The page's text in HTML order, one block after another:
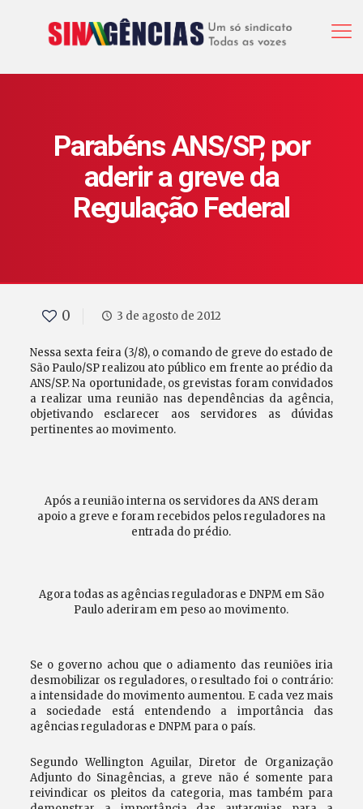
Parabéns ANS/SP, por
aderir a greve da
Regulação Federal
0 3 de agosto de 2012
Nessa sexta feira (3/8), o comando de greve do estado de
São Paulo/SP realizou ato público em frente ao prédio da
ANS/SP. Na oportunidade, os grevistas foram convidados
a realizar uma reunião nas dependências da agência,
objetivando esclarecer aos servidores as dúvidas
pertinentes ao movimento.
Após a reunião interna os servidores da ANS deram
apoio a greve e foram recebidos pelos reguladores na
entrada do prédio.
Agora todas as agências reguladoras e DNPM em São
Paulo aderiram em peso ao movimento.
Se o governo achou que o adiamento das reuniões iria
desmobilizar os reguladores, o resultado foi o contrário:
a intensidade do movimento aumentou. E cada vez mais
a sociedade está entendendo a importância das
agências reguladoras e DNPM para o país.
Segundo Wellington Aguilar, Diretor de Organização
Adjunto do Sinagências, a greve não é somente para
reivindicar os pleitos da categoria, mas também para